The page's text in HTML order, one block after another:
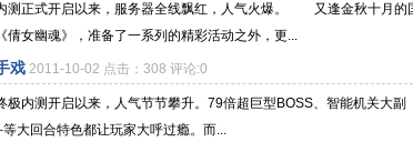
测正式开启以来，服务器全线飘红，人气火爆。 又逢金秋十月的
女幽魂》，准备了一系列的精彩活动之外，更...
戏 2011-10-02 点击：308 评论:0
内测开启以来，人气节节攀升。79倍超巨型BOSS、智能机关大副
大回合特色都让玩家大呼过瘾。而...